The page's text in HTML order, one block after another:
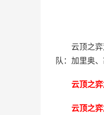
云顶之
队：加里奥
云顶之
云顶之